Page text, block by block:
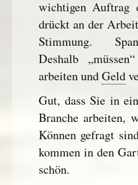
wichtigen Auftrag
drückt an der
Stimmung.
Deshalb
arbeiten undGeld
Gut, dass Sie in
Branche arbeiten,
Können gefragt
kommen in den
schön.